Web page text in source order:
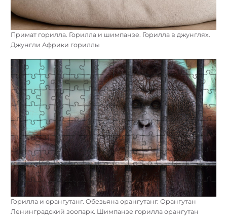
Примат горилла. Горилла и шимпанзе. Горилла в джунглях.
Джунгли Африки гориллы
Горилла и орангутанг. Обезьяна орангутанг. Орангутан
Ленинградский зоопарк. Шимпанзе горилла орангутан